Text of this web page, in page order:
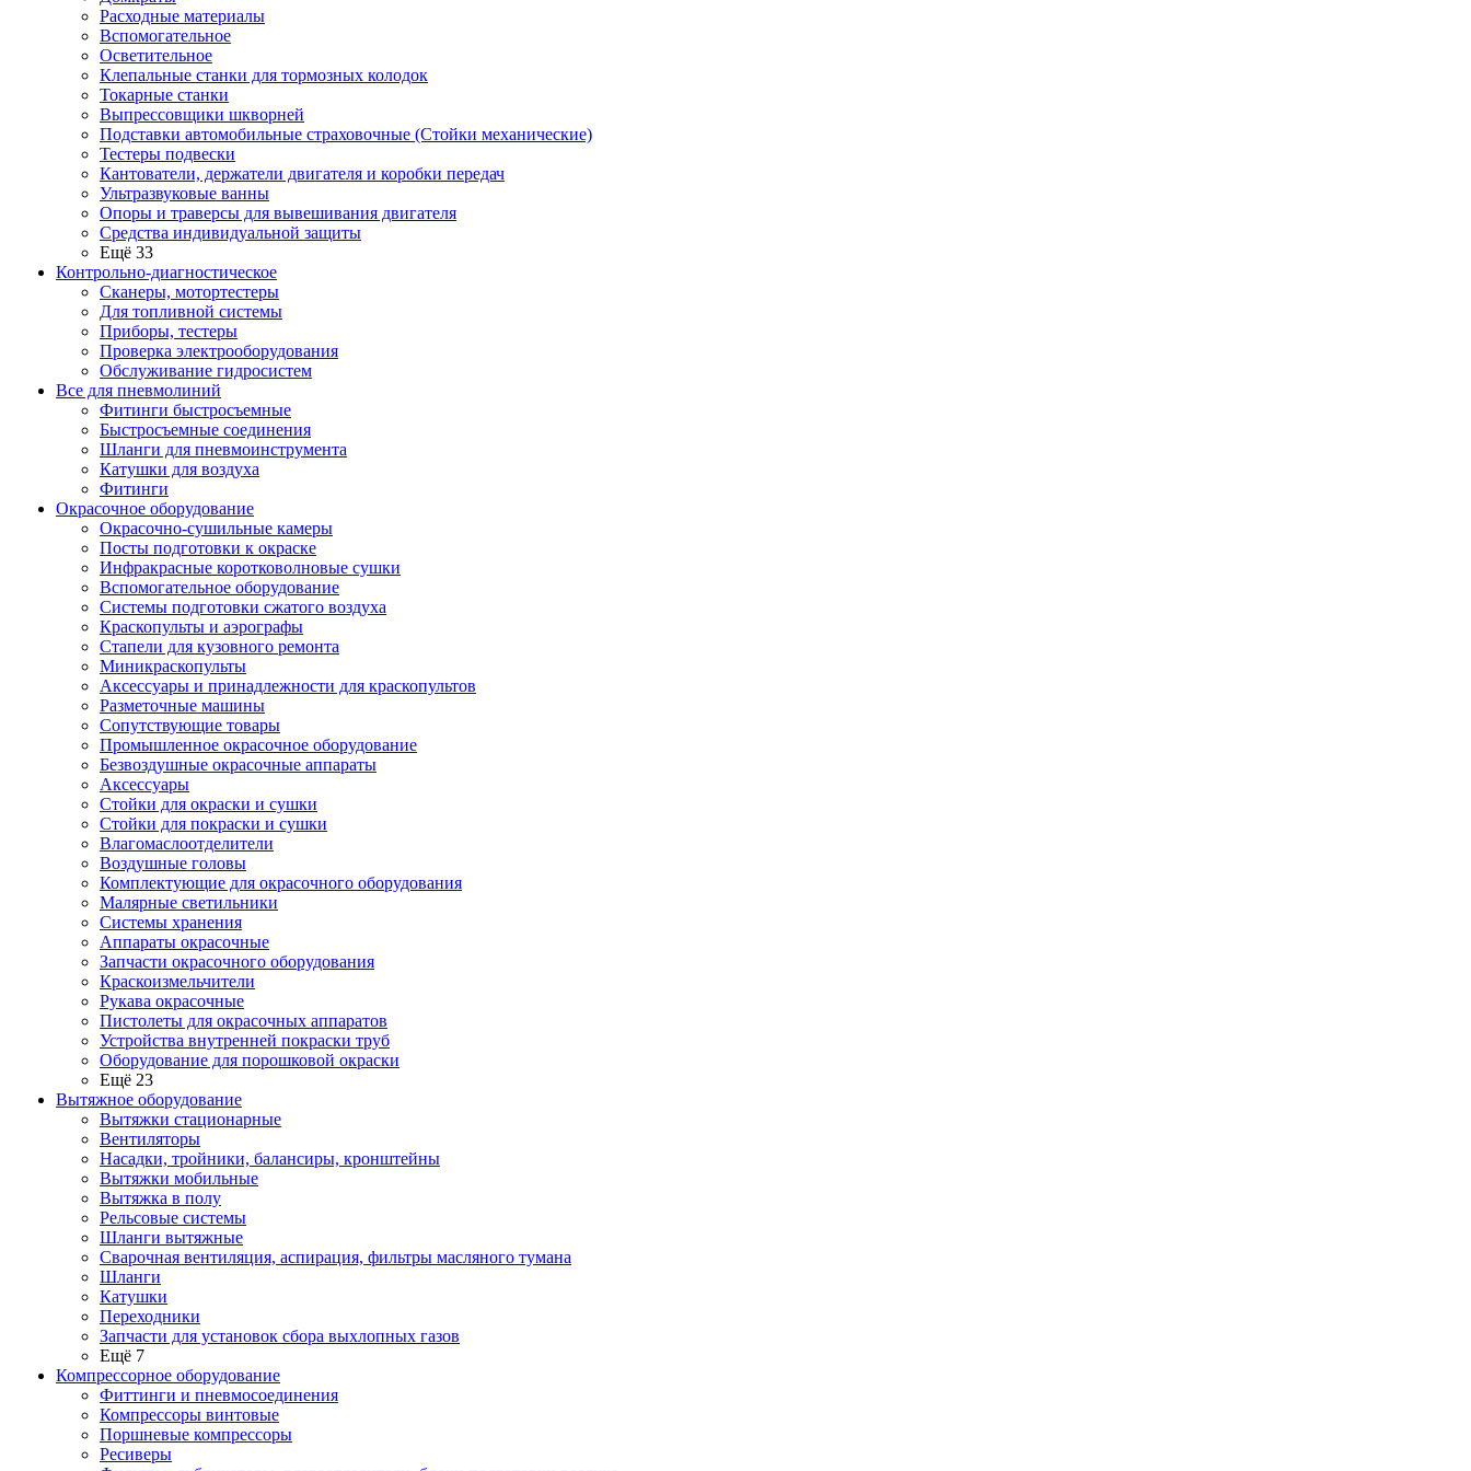
Расходные материалы
Вспомогательное
Осветительное
Клепальные станки для тормозных колодок
Токарные станки
Выпрессовщики шкворней
Подставки автомобильные страховочные (Стойки механические)
Тестеры подвески
Кантователи, держатели двигателя и коробки передач
Ультразвуковые ванны
Опоры и траверсы для вывешивания двигателя
Средства индивидуальной защиты
Ещё 33
Контрольно-диагностическое
Сканеры, мотортестеры
Для топливной системы
Приборы, тестеры
Проверка электрооборудования
Обслуживание гидросистем
Все для пневмолиний
Фитинги быстросъемные
Быстросъемные соединения
Шланги для пневмоинструмента
Катушки для воздуха
Фитинги
Окрасочное оборудование
Окрасочно-сушильные камеры
Посты подготовки к окраске
Инфракрасные коротковолновые сушки
Вспомогательное оборудование
Системы подготовки сжатого воздуха
Краскопульты и аэрографы
Стапели для кузовного ремонта
Миникраскопульты
Аксессуары и принадлежности для краскопультов
Разметочные машины
Сопутствующие товары
Промышленное окрасочное оборудование
Безвоздушные окрасочные аппараты
Аксессуары
Стойки для окраски и сушки
Стойки для покраски и сушки
Влагомаслоотделители
Воздушные головы
Комплектующие для окрасочного оборудования
Малярные светильники
Системы хранения
Аппараты окрасочные
Запчасти окрасочного оборудования
Краскоизмельчители
Рукава окрасочные
Пистолеты для окрасочных аппаратов
Устройства внутренней покраски труб
Оборудование для порошковой окраски
Ещё 23
Вытяжное оборудование
Вытяжки стационарные
Вентиляторы
Насадки, тройники, балансиры, кронштейны
Вытяжки мобильные
Вытяжка в полу
Рельсовые системы
Шланги вытяжные
Сварочная вентиляция, аспирация, фильтры масляного тумана
Шланги
Катушки
Переходники
Запчасти для установок сбора выхлопных газов
Ещё 7
Компрессорное оборудование
Фиттинги и пневмосоединения
Компрессоры винтовые
Поршневые компрессоры
Ресиверы